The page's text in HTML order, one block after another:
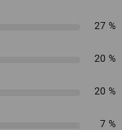
27 %
20 %
20 %
7 %